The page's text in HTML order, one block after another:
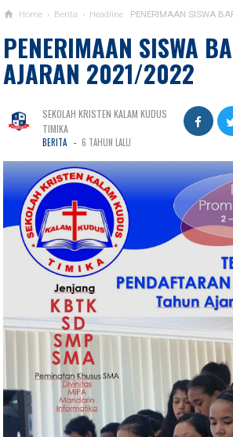
Home › Berita › Headline PENERIMAAN SISWA
PENERIMAAN SISWA
AJARAN 2021/2022
SEKOLAH KRISTEN KALAM KUDUS
TIMIKA
BERITA - 6 TAHUN LALU